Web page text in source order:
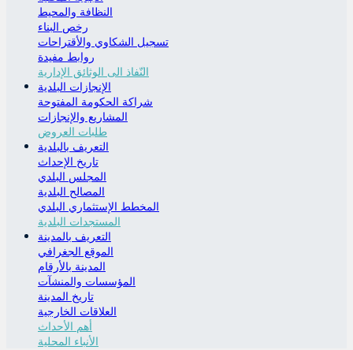
النظافة والمحيط
رخص البناء
تسجيل الشكاوي والأقتراحات
روابط مفيدة
النّفاذ الى الوثائق الإدارية
الإنجازات البلدية
شراكة الحكومة المفتوحة
المشاريع والإنجازات
طلبات العروض
التعريف بالبلدية
تاريخ الإحداث
المجلس البلدي
المصالح البلدية
المخطط الإستثماري البلدي
المستجدات البلدية
التعريف بالمدينة
الموقع الجغرافي
المدينة بالأرقام
المؤسسات والمنشآت
تاريخ المدينة
العلاقات الخارجية
أهم الأحداث
الأنباء المحلية